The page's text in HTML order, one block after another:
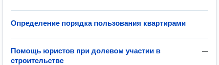
—
Определение порядка пользования квартирами
—
Помощь юристов при долевом участии в
строительстве